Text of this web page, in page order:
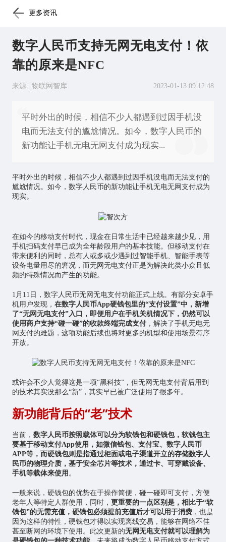
更多资讯
数字人民币支持无网无电支付！依
靠的原来是NFC
来源 | 物联网智库 2023-01-13 09:12:48
平时外出的时候，相信不少人都遇到过因手机没
电而无法支付的尴尬情况。如今，数字人民币的
新功能让手机无电无网支付成为现实...
平时外出的时候，相信不少人都遇到过因手机没电而无法支付的
尴尬情况。如今，数字人民币的新功能让手机无电无网支付成为
现实。
在如今的移动支付时代，现金在日常生活中已经越来越少见，用
手机扫码支付早已成为全年龄段用户的基本技能。但移动支付在
带来便利的同时，总有人或多或少遇到过智能手机、智能手表等
设备电量用尽的窘况，而无网无电支付正是为解决此类小众且低
频的特殊情况而产生的功能。
1月11日，数字人民币无网无电支付功能正式上线。有部分安卓手
机用户发现， 在数字人民币App硬钱包里的“支付设置”中，新增
了“无网无电支付”入口，即便用户在手机关机情况下，仍然可以
使用商户支持“碰一碰”的收款终端完成支付，解决了手机无电无
网支付的难题，这项功能后续也将对更多的机型和使用场景有序
开放。
或许会不少人觉得这是一项“黑科技”，但无网无电支付背后用到
的技术其实没那么“新”，其实早已被广泛使用了很多年。
新功能背后的“老”技术
当前， 数字人民币按照载体可以分为软钱包和硬钱包，软钱包主
要基于移动支付App使用，如微信钱包、支付宝、数字人民币
APP等，而硬钱包则是指通过柜面或电子渠道开立的存储数字人
民币的物理介质，基于安全芯片等技术，通过卡、可穿戴设备、
手机等载体来使用 。
一般来说，硬钱包的优势在于操作简便，碰一碰即可支付，方便
老年人等特定人群使用，同时， 更重要的一点区别是，相比于“软
钱包”的无需充值，硬钱包必须提前充值后才可以用于消费，也是
因为这样的特性，硬钱包才得以实现离线交易，能够在网络不佳
甚至断网的环境下使用。此次更新的无网无电支付就可以理解为